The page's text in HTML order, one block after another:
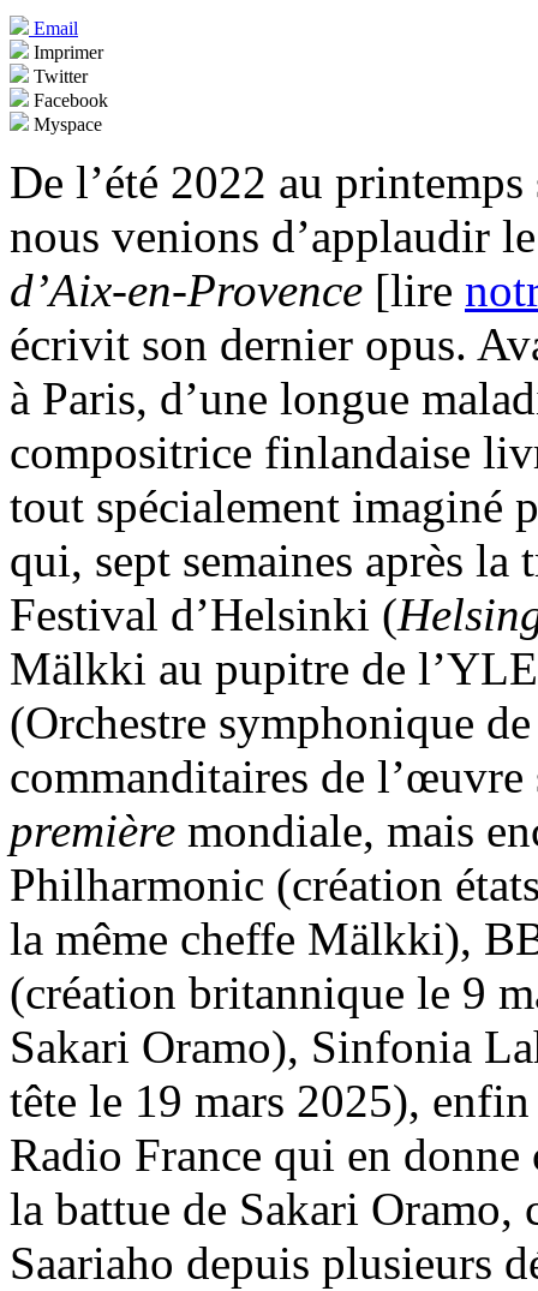
Email
Imprimer
Twitter
Facebook
Myspace
De l’été 2022 au
nous venions d’applaudir
d’Aix-en-Provence [lire
écrivit son dernier opus.
à Paris, d’une longue
compositrice finlandaise
tout spécialement imaginé
qui, sept semaines après la
Festival d’Helsinki (
Mälkki au pupitre de
(Orchestre symphonique
commanditaires de
première mondiale, mais
Philharmonic (création
la même cheffe Mälkki),
(création britannique le 9
Sakari Oramo), Sinfonia
tête le 19 mars 2025),
Radio France qui en
la battue de Sakari Oramo,
Saariaho depuis plusieurs